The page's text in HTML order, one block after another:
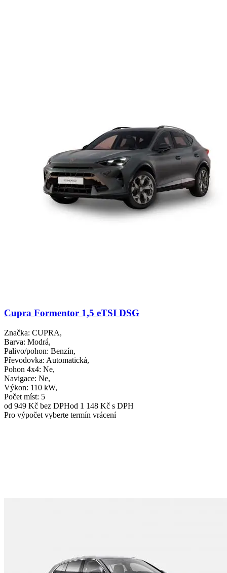
Cupra Formentor 1,5 eTSI DSG
Značka: CUPRA,
Barva: Modrá,
Palivo/pohon: Benzín,
Převodovka: Automatická,
Pohon 4x4: Ne,
Navigace: Ne,
Výkon: 110 kW,
Počet míst: 5
od 949 Kč bez DPHod 1 148 Kč s DPH
Pro výpočet vyberte termín vrácení